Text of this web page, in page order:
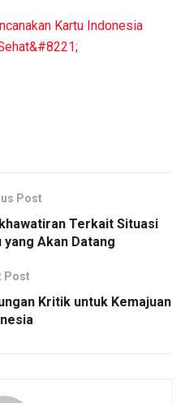
Kartu Indonesia
Post
Terkait Situasi
Akan Datang
Post
Kritik untuk Kemajuan